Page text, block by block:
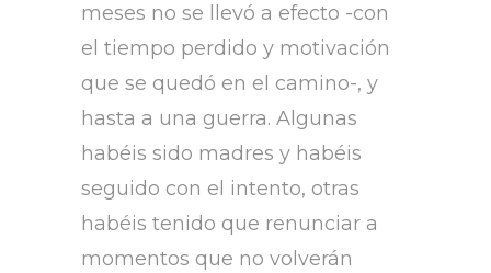
meses no se llevó a efecto -con
el tiempo perdido y motivación
que se quedó en el camino-, y
hasta a una guerra. Algunas
habéis sido madres y habéis
seguido con el intento, otras
habéis tenido que renunciar a
momentos que no volverán